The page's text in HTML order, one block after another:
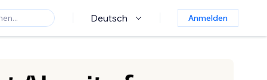
Deutsch Anmelden